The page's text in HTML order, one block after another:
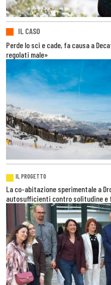
IL CASO
Perde lo sci e cade, fa causa a
regolati male»
IL PROGETTO
La co-abitazione sperimentale a
autosufficienti contro solitudine e